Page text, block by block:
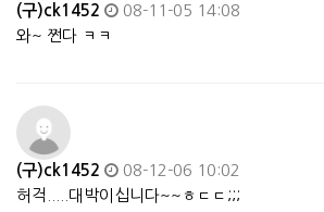
(구)ck1452
08-11-05 14:08
와~ 쩐다 ㅋㅋ
(구)ck1452
08-12-06 10:02
허걱.....대박이십니다~~ㅎㄷㄷ;;;